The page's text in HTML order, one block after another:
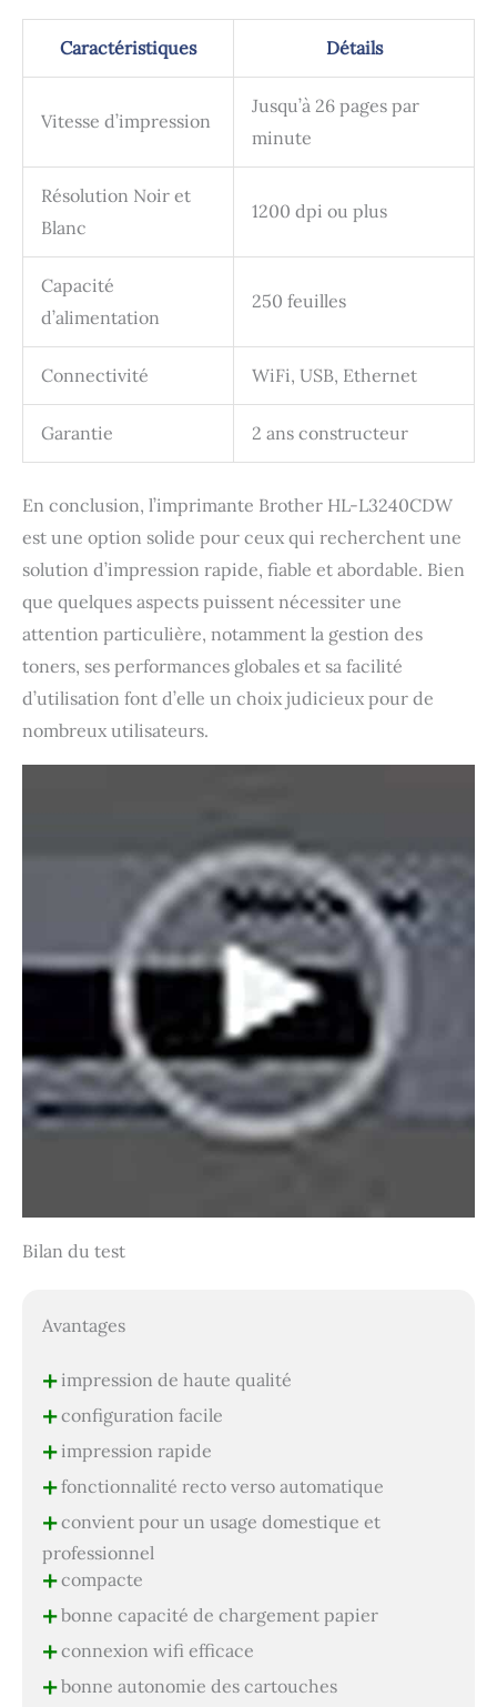
Caractéristiques Détails
Vitesse d’impression
Jusqu’à 26 pages par
minute
Résolution Noir et
Blanc
1200 dpi ou plus
Capacité
d’alimentation
250 feuilles
Connectivité WiFi, USB, Ethernet
Garantie 2 ans constructeur
En conclusion, l’imprimante Brother HL-L3240CDW
est une option solide pour ceux qui recherchent une
solution d’impression rapide, fiable et abordable. Bien
que quelques aspects puissent nécessiter une
attention particulière, notamment la gestion des
toners, ses performances globales et sa facilité
d’utilisation font d’elle un choix judicieux pour de
nombreux utilisateurs.
Bilan du test
Avantages
+impression de haute qualité
+configuration facile
+impression rapide
+fonctionnalité recto verso automatique
+convient pour un usage domestique et
professionnel
+compacte
+bonne capacité de chargement papier
+connexion wifi efficace
+bonne autonomie des cartouches